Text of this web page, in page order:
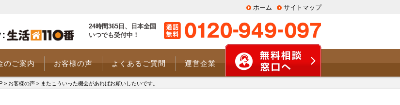
ホーム サイトマップ
24時間365日、
日本全国
いつでも受付中！
のご案内 お客様の声 よくあるご質問 運営企業
> お客様の声 > またこういった機会があればお願いしたいです。